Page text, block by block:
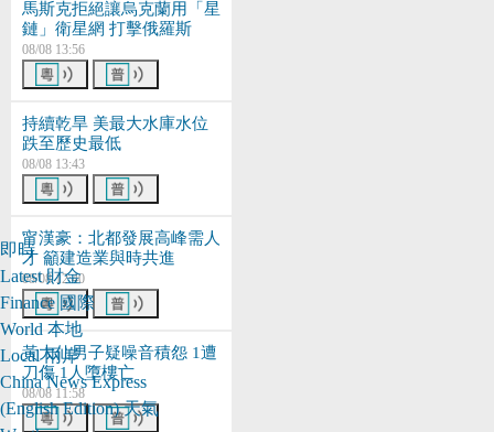
即時
Latest 財金
Finance 國際
World 本地
Local 兩岸
China News Express
(English Edition) 天氣
馬斯克拒絕讓烏克蘭用「星
鏈」衛星網 打擊俄羅斯
08/08 13:56
持續乾旱 美最大水庫水位
跌至歷史最低
08/08 13:43
甯漢豪：北都發展高峰需人
才 籲建造業與時共進
08/08 12:40
黃大仙男子疑噪音積怨 1遭
刀傷 1人墮樓亡
08/08 11:58